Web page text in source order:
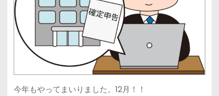
今年もやってまいりました。12月！！